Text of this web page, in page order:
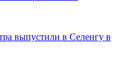
выпустили в Селенгу в